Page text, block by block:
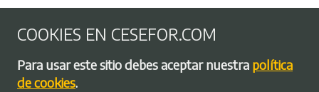
Menú del pie
Política de privacidad
COOKIES EN CESEFOR.COM
Para usar este sitio debes aceptar nuestra política
de cookies.